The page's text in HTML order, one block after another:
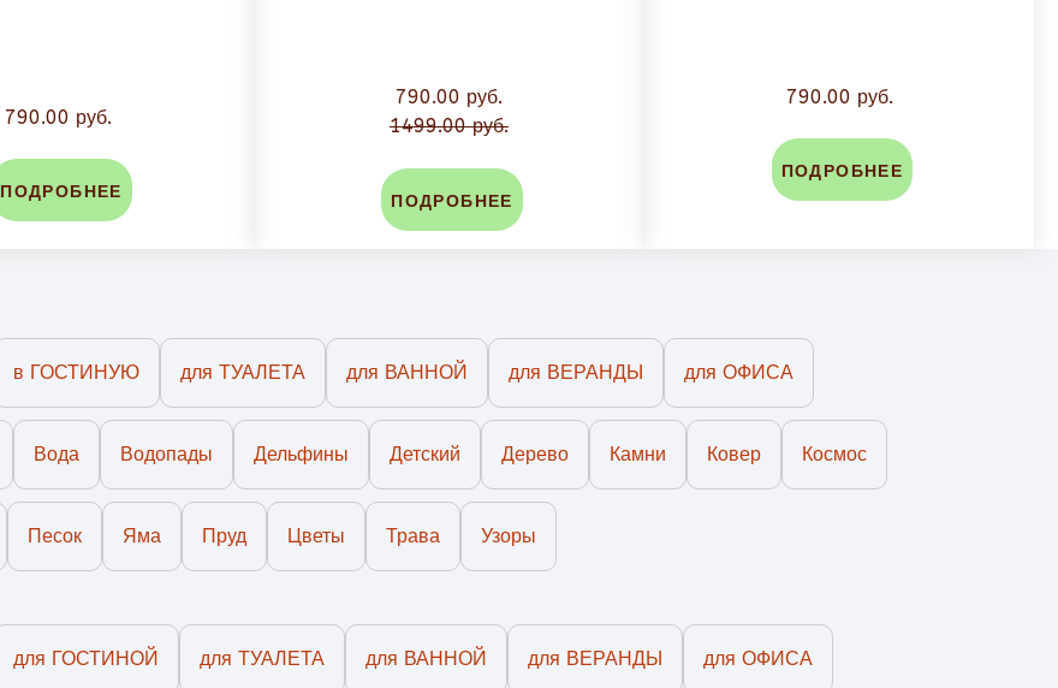
790.00 руб.
ПОДРОБНЕЕ
790.00 руб.
1499.00 руб.
ПОДРОБНЕЕ
790.00 руб.
ПОДРОБНЕЕ
в ГОСТИНУЮ для ТУАЛЕТА для ВАННОЙ для ВЕРАНДЫ для ОФИСА
Вода Водопады Дельфины Детский Дерево Камни Ковер Космос
Песок Яма Пруд Цветы Трава Узоры
для ГОСТИНОЙ для ТУАЛЕТА для ВАННОЙ для ВЕРАНДЫ для ОФИСА